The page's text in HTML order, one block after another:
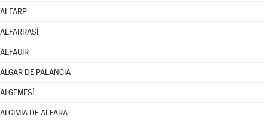
ALFARP
ALFARRASÍ
ALFAUIR
ALGAR DE PALANCIA
ALGEMESÍ
ALGIMIA DE ALFARA